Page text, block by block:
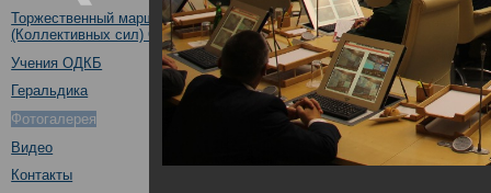
Торжественный марш Войск
(Коллективных сил) ОДКБ
Учения ОДКБ
Геральдика
Фотогалерея
Видео
Контакты